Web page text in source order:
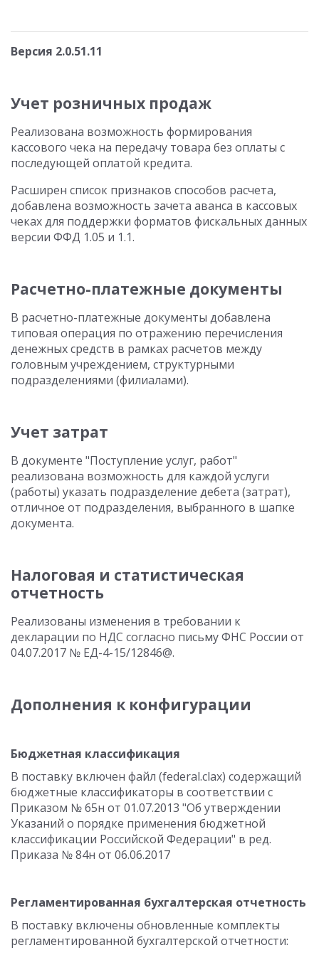
Версия 2.0.51.11
Учет розничных продаж
Реализована возможность формирования
кассового чека на передачу товара без оплаты с
последующей оплатой кредита.
Расширен список признаков способов расчета,
добавлена возможность зачета аванса в кассовых
чеках для поддержки форматов фискальных данных
версии ФФД 1.05 и 1.1.
Расчетно-платежные документы
В расчетно-платежные документы добавлена
типовая операция по отражению перечисления
денежных средств в рамках расчетов между
головным учреждением, структурными
подразделениями (филиалами).
Учет затрат
В документе "Поступление услуг, работ"
реализована возможность для каждой услуги
(работы) указать подразделение дебета (затрат),
отличное от подразделения, выбранного в шапке
документа.
Налоговая и статистическая
отчетность
Реализованы изменения в требовании к
декларации по НДС согласно письму ФНС России от
04.07.2017 № ЕД-4-15/12846@.
Дополнения к конфигурации
Бюджетная классификация
В поставку включен файл (federal.clax) содержащий
бюджетные классификаторы в соответствии с
Приказом № 65н от 01.07.2013 "Об утверждении
Указаний о порядке применения бюджетной
классификации Российской Федерации" в ред.
Приказа № 84н от 06.06.2017
Регламентированная бухгалтерская отчетность
В поставку включены обновленные комплекты
регламентированной бухгалтерской отчетности: